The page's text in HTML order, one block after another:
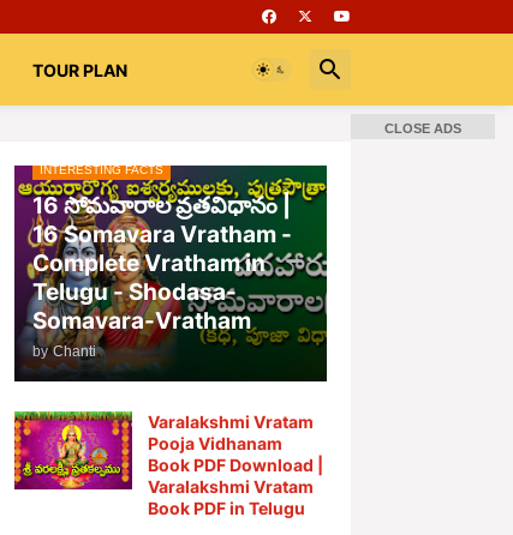
TOUR PLAN
📚 Books Rooms భగవద్గీత
INTERESTING FACTS
16 సోమవారాల వ్రతవిధానం |
16 Somavara Vratham -
Complete Vratham in
Telugu - Shodasa-
Somavara-Vratham
by Chanti
Varalakshmi Vratam
Pooja Vidhanam
Book PDF Download |
Varalakshmi Vratam
Book PDF in Telugu
CLOSE ADS